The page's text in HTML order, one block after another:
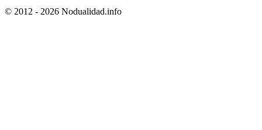
© 2012 - 2026 Nodualidad.info